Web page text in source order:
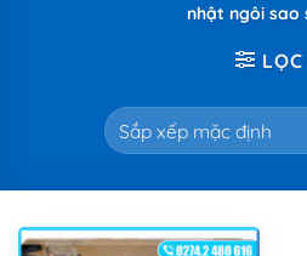
nhật ngôi sao
LỌC